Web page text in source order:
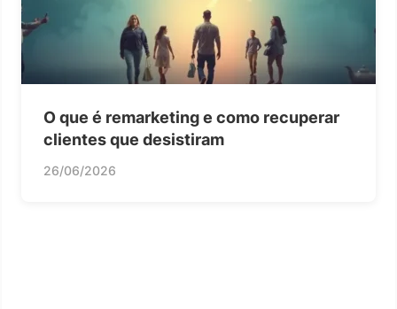
O que é remarketing e como recuperar
clientes que desistiram
26/06/2026